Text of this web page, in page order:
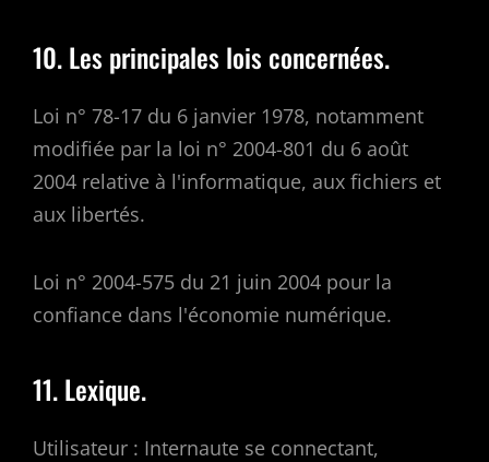
10. Les principales lois concernées.
Loi n° 78-17 du 6 janvier 1978, notamment
modifiée par la loi n° 2004-801 du 6 août
2004 relative à l'informatique, aux fichiers et
aux libertés.
Loi n° 2004-575 du 21 juin 2004 pour la
confiance dans l'économie numérique.
11. Lexique.
Utilisateur : Internaute se connectant,